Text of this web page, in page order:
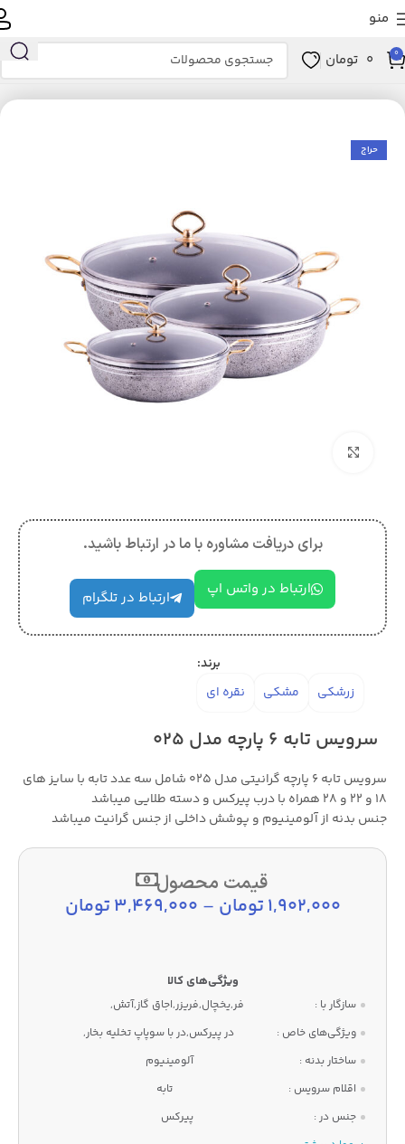
منو
0
0 تومان
و آشپزخانه آشپزخانه لوازم پخت و پز
حراج
برای دریافت مشاوره با ما در ارتباط باشید.
ارتباط در واتس اپ ارتباط در تلگرام
برند:
زرشکی
مشکی نقره ای
سرویس تابه 6 پارچه مدل 025
سرویس تابه 6 پارچه گرانیتی مدل 025 شامل سه عدد تابه با سایز های
18 و 22 و 28 همراه با درب پیرکس و دسته طلایی میباشد
جنس بدنه از آلومینیوم و پوشش داخلی از جنس گرانیت میباشد
قیمت محصول
1,902,000تومان –
3,469,000تومان
سازگار با :
فر,یخچال,فریزر,اجاق گاز,آتش,
ویژگی‌های خاص :
در پیرکس,در با سوپاپ تخلیه بخار,
ساختار بدنه :
آلومینیوم
اقلام سرویس :
تابه
جنس در :
پیرکس